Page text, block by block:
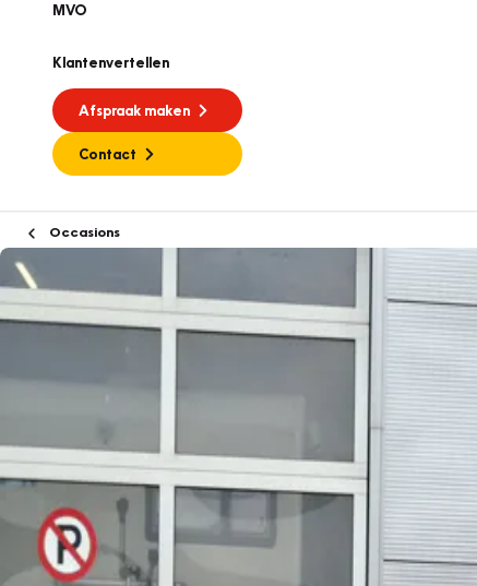
MVO
Klantenvertellen
Afspraak maken
Contact
Occasions